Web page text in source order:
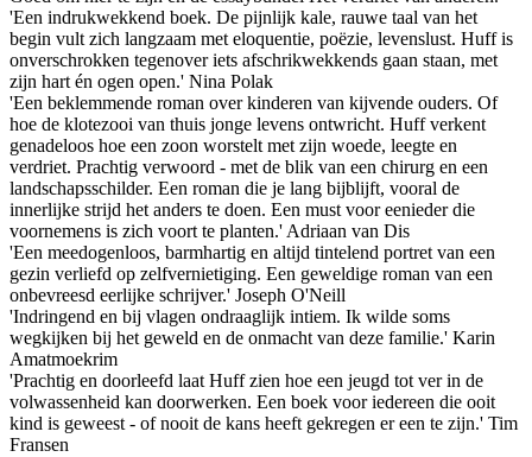
'Een indrukwekkend boek. De pijnlijk kale, rauwe taal van het
begin vult zich langzaam met eloquentie, poëzie, levenslust. Huff is
onverschrokken tegenover iets afschrikwekkends gaan staan, met
zijn hart én ogen open.' Nina Polak
'Een beklemmende roman over kinderen van kijvende ouders. Of
hoe de klotezooi van thuis jonge levens ontwricht. Huff verkent
genadeloos hoe een zoon worstelt met zijn woede, leegte en
verdriet. Prachtig verwoord - met de blik van een chirurg en een
landschapsschilder. Een roman die je lang bijblijft, vooral de
innerlijke strijd het anders te doen. Een must voor eenieder die
voornemens is zich voort te planten.' Adriaan van Dis
'Een meedogenloos, barmhartig en altijd tintelend portret van een
gezin verliefd op zelfvernietiging. Een geweldige roman van een
onbevreesd eerlijke schrijver.' Joseph O'Neill
'Indringend en bij vlagen ondraaglijk intiem. Ik wilde soms
wegkijken bij het geweld en de onmacht van deze familie.' Karin
Amatmoekrim
'Prachtig en doorleefd laat Huff zien hoe een jeugd tot ver in de
volwassenheid kan doorwerken. Een boek voor iedereen die ooit
kind is geweest - of nooit de kans heeft gekregen er een te zijn.' Tim
Fransen